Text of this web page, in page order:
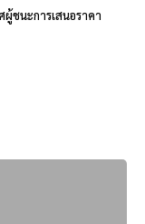
ผู้ชนะการเสนอราคา